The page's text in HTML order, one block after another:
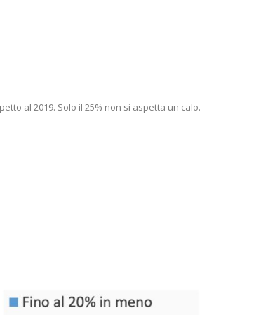
al 2019. Solo il 25% non si aspetta un calo.